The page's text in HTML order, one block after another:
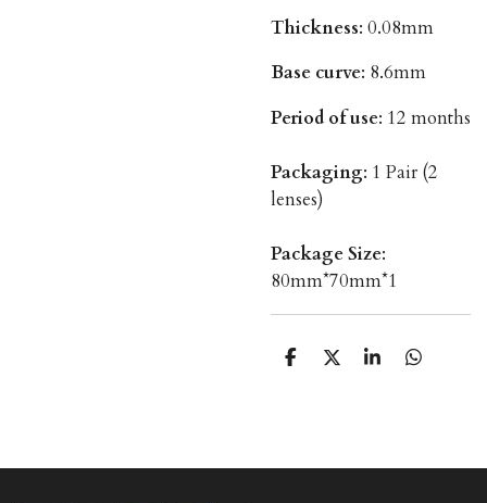
Thickness: 0.08mm
Base curve: 8.6mm
Period of use: 12 months
Packaging: 1 Pair (2
lenses)
Package Size:
80mm*70mm*1
S
S
S
S